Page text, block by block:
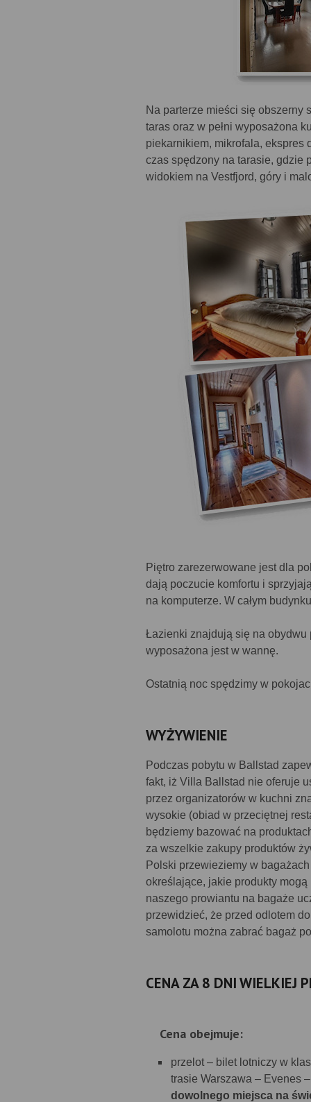
Na parterze mieści się obszerny
taras oraz w pełni wyposażona
piekarnikiem, mikrofala, ekspres
czas spędzony na tarasie, gdzie
widokiem na Vestfjord, góry i
Piętro zarezerwowane jest dla
dają poczucie komfortu i
na komputerze. W całym
Łazienki znajdują się na obydwu
wyposażona jest w wannę.
Ostatnią noc spędzimy w
WYŻYWIENIE
Podczas pobytu w Ballstad
fakt, iż Villa Ballstad nie oferuje
przez organizatorów w kuchni
wysokie (obiad w przeciętnej
będziemy bazować na
za wszelkie zakupy produktów
Polski przewieziemy w
określające, jakie produkty
naszego prowiantu na bagaże
przewidzieć, że przed odlotem
samolotu można zabrać bagaż
CENA ZA 8 DNI WIELKIEJ
Cena obejmuje:
przelot – bilet lotniczy w
trasie Warszawa – Evenes
dowolnego miejsca na